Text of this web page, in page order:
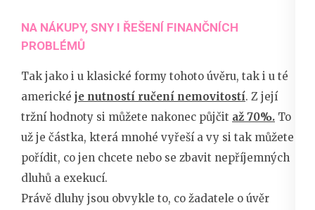
NA NÁKUPY, SNY I ŘEŠENÍ FINANČNÍCH
PROBLÉMŮ
Tak jako i u klasické formy tohoto úvěru, tak i u té
americké je nutností ručení nemovitostí. Z její
tržní hodnoty si můžete nakonec půjčit až 70%. To
už je částka, která mnohé vyřeší a vy si tak můžete
pořídit, co jen chcete nebo se zbavit nepříjemných
dluhů a exekucí.
Právě dluhy jsou obvykle to, co žadatele o úvěr